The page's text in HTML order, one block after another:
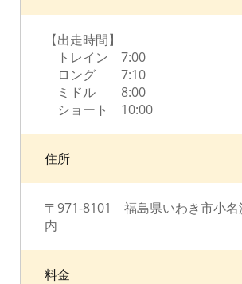
【出走時間】
トレイン 7:00
ロング 7:10
ミドル 8:00
ショート 10:00
住所
〒971-8101 福島県いわき市小名
内
料金